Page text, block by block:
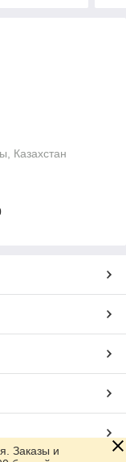
Казахстан
Заказы и